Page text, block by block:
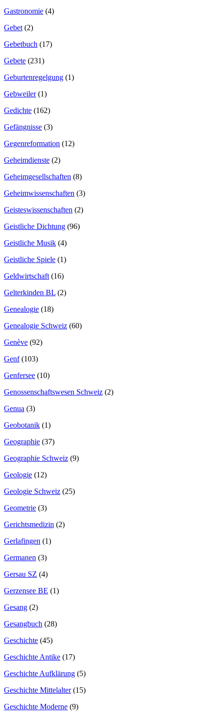
Gastronomie (4)
Gebet (2)
Gebetbuch (17)
Gebete (231)
Geburtenregelgung (1)
Gebweiler (1)
Gedichte (162)
Gefängnisse (3)
Gegenreformation (12)
Geheimdienste (2)
Geheimgesellschaften (8)
Geheimwissenschaften (3)
Geisteswissenschaften (2)
Geistliche Dichtung (96)
Geistliche Musik (4)
Geistliche Spiele (1)
Geldwirtschaft (16)
Gelterkinden BL (2)
Genealogie (18)
Genealogie Schweiz (60)
Genève (92)
Genf (103)
Genfersee (10)
Genossenschaftswesen Schweiz (2)
Genua (3)
Geobotanik (1)
Geographie (37)
Geographie Schweiz (9)
Geologie (12)
Geologie Schweiz (25)
Geometrie (3)
Gerichtsmedizin (2)
Gerlafingen (1)
Germanen (3)
Gersau SZ (4)
Gerzensee BE (1)
Gesang (2)
Gesangbuch (28)
Geschichte (45)
Geschichte Antike (17)
Geschichte Aufklärung (5)
Geschichte Mittelalter (15)
Geschichte Moderne (9)